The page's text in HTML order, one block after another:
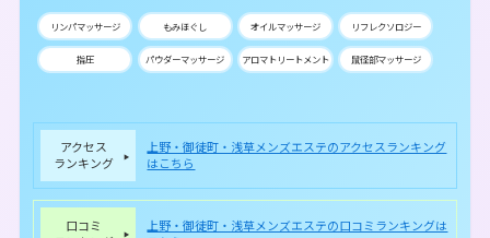
リンパマッサージ もみほぐし オイルマッサージ リフレクソロジー
指圧 パウダーマッサージ アロマトリートメント 鼠径部マッサージ
アクセス
ランキング
上野・御徒町・浅草メンズエステのアクセスランキング
はこちら
口コミ
上野・御徒町・浅草メンズエステの口コミランキングは